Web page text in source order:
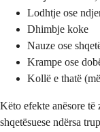
Lodhtje ose
Dhimbje koke
Nauze ose
Krampe ose
Kollë e thatë
Këto efekte anësore të
shqetësuese ndërsa